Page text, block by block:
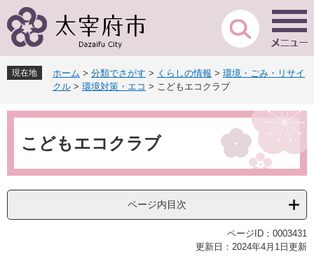
ー
先
頭
す
ニ
を
飛
し
現在地 ホーム > 分類でさがす > くらしの情報 > 環境・ごみ・リサイ
クル > 環境対策・エコ > こどもエコクラブ
本
こどもエコクラブ
ページ内目次
ページID：0003431
更新日：2024年4月1日更新